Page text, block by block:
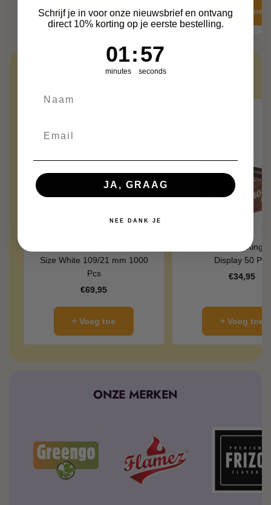
+ Voeg toe + Voeg toe
ONZE BESTSELLERS
Size White 109/21 mm 1000
Pcs
Kortingsprijs
€69,95
+ Voeg toe
Smoking Brown King
Display 50 Pcs
€34,95
+ Voeg toe
ONZE MERKEN
Schrijf je in voor onze nieuwsbrief en ontvang
direct 10% korting op je eerste bestelling.
Countdown ends in:
1
01
minutes
: 56
56
seconds
JA, GRAAG
NEE DANK JE